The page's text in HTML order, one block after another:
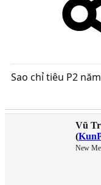
Sao chỉ tiêu P2
Vũ
(
New